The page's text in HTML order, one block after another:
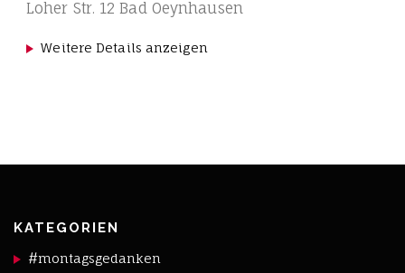
Loher Str. 12 Bad Oeynhausen
Weitere Details anzeigen
KATEGORIEN
#montagsgedanken